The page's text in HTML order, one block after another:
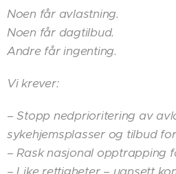
Noen får avlastning.
Noen får dagtilbud.
Andre får ingenting.
Vi krever:
– Stopp nedprioritering av
sykehjemsplasser og tilbud
– Rask nasjonal opptrapping